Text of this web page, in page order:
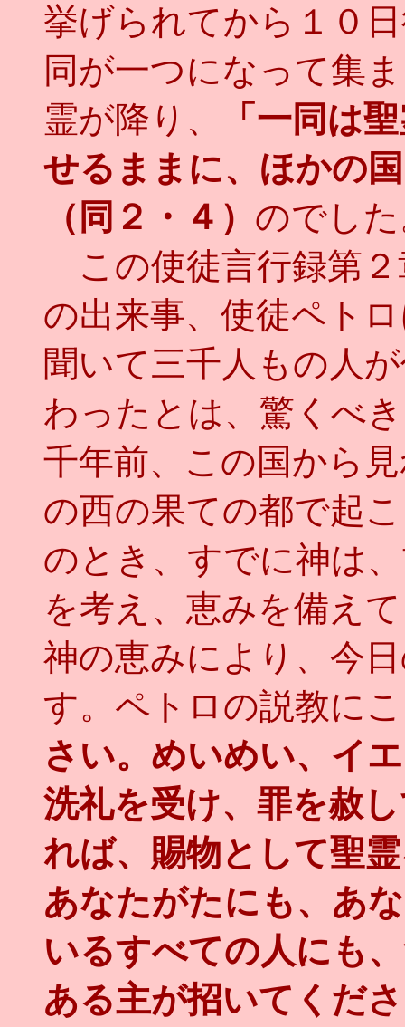
挙げられてから１０
同が一つになって集
霊が降り、
「一同は
せるままに、ほかの
（同２・４） のでし
この使徒言行録第
の出来事、使徒ペト
聞いて三千人もの人
わったとは、驚くべ
千年前、この国から
の西の果ての都で起
のとき、すでに神は
を考え、恵みを備え
神の恵みにより、今
す。ペトロの説教に
さい。めいめい、イ
洗礼を受け、罪を赦
れば、賜物として聖
あなたがたにも、あ
いるすべての人にも
ある主が招いてくだ